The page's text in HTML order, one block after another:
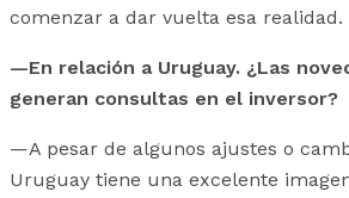
comenzar a dar vuelta esa realidad.
—En relación a Uruguay. ¿Las
generan consultas en el inversor?
—A pesar de algunos ajustes o
Uruguay tiene una excelente